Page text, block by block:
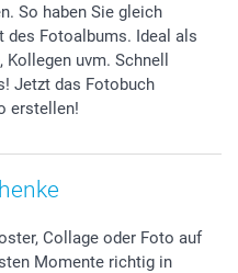
So haben Sie gleich
des Fotoalbums. Ideal als
uvm. Schnell
Jetzt das Fotobuch
erstellen!
Collage oder Foto auf
Momente richtig in